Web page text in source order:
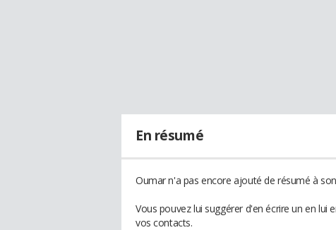
En résumé
Oumar n'a pas encore ajouté de résumé à
Vous pouvez lui suggérer d'en écrire un en
vos contacts.